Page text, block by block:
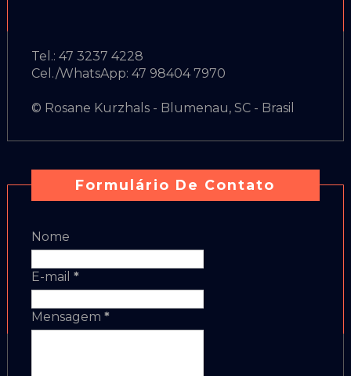
Tel.: 47 3237 4228
Cel./WhatsApp: 47 98404 7970
© Rosane Kurzhals - Blumenau, SC - Brasil
Formulário De Contato
Nome
E-mail *
Mensagem *